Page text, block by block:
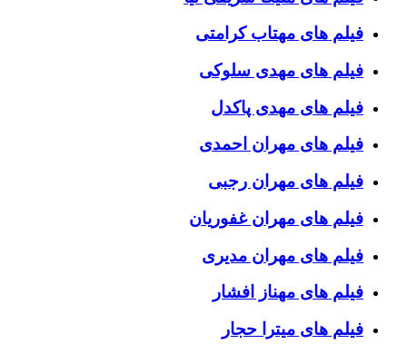
فیلم های مهتاب کرامتی
فیلم های مهدی سلوکی
فیلم های مهدی پاکدل
فیلم های مهران احمدی
فیلم های مهران رجبی
فیلم های مهران غفوریان
فیلم های مهران مدیری
فیلم های مهناز افشار
فیلم های میترا حجار